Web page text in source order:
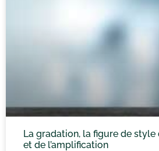
La gradation, la figure de style
et de l’amplification